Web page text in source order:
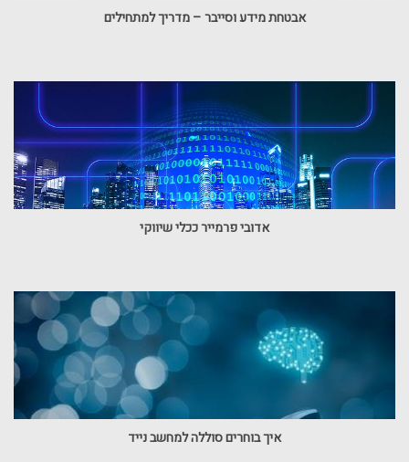
אבטחת מידע וסייבר – מדריך למתחילים
אדובי פרמייר ככלי שיווקי
איך בוחרים סוללה למחשב נייד